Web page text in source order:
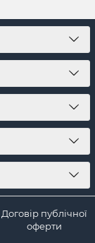
Договір публічної
оферти